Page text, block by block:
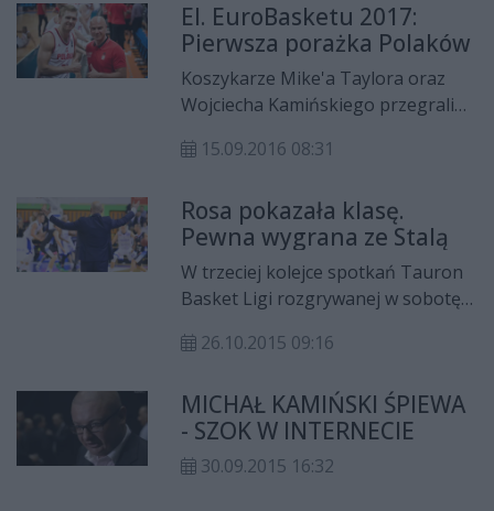
klubem, po turnieju eliminacyjnym
reprezentacji Polski koszykarzy,
gdzie pełni rolę drugiego
szkoleniowca. - Zespół jest dobrze
przygotowany, a mnie pozostaje
usystematyzować pewnie działania
El. EuroBasketu 2017:
Pierwsza porażka Polaków
Koszykarze Mike'a Taylora oraz
Wojciecha Kamińskiego przegrali
EuroBasketu 2017. W środowy (14
biało-czerowonych
niespodziewanie uległa Białorusi
76:57. O tym czy nasza
reprezentacja zagra na
przyszłorocznym turnieju zdecyduje
spotkanie z Estonią.
15.09.2016 08:31
Rosa pokazała klasę.
Pewna wygrana ze Stalą
W trzeciej kolejce spotkań Tauron
Basket Ligi rozgrywanej w sobotę
pokonała we własnej hali BM Slam
26.10.2015 09:16
MICHAŁ KAMIŃSKI ŚPIEWA
- SZOK W INTERNECIE
30.09.2015 16:32